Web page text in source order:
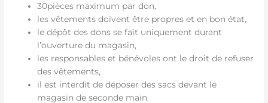
30pièces maximum par don,
les vêtements doivent être propres et en bon état,
le dépôt des dons se fait uniquement durant
l’ouverture du magasin,
les responsables et bénévoles ont le droit de refuser
des vêtements,
il est interdit de déposer des sacs devant le
magasin de seconde main.